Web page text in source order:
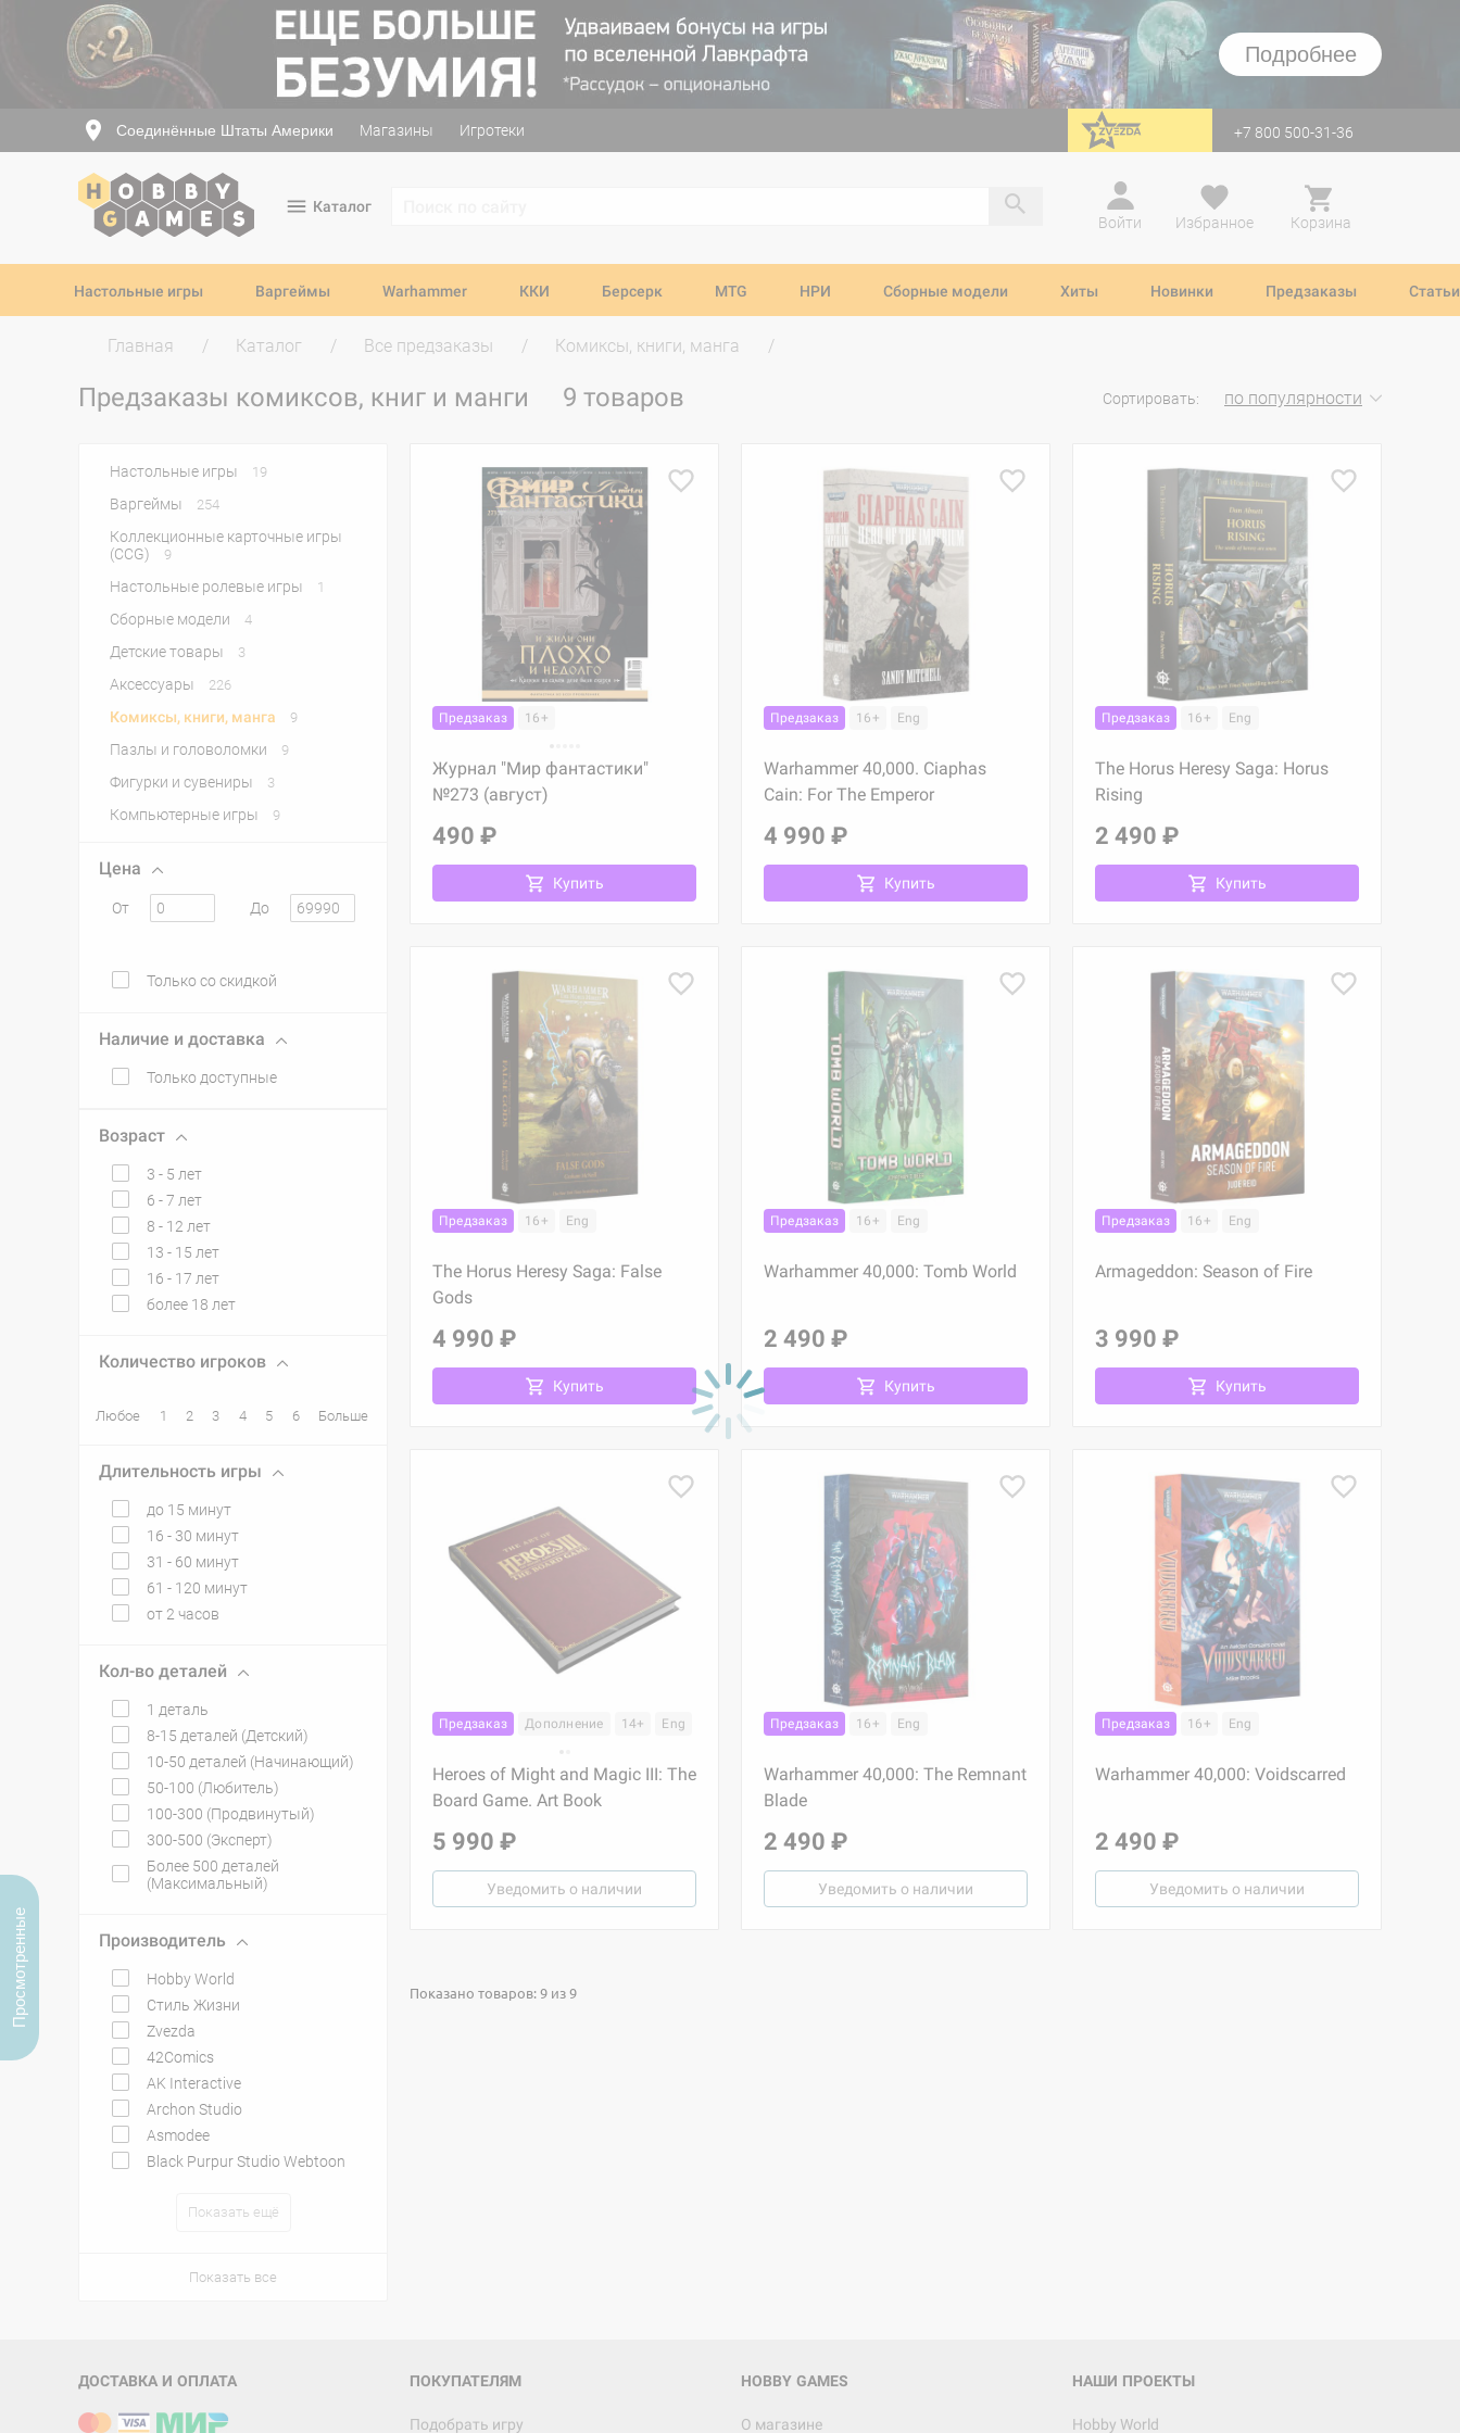
Подробнее
Соединённые Штаты Америки Магазины Игротеки перейти на Zvezda +7 800 500-31-36
Каталог
Войти
Избранное Корзина
Настольные игры Варгеймы Warhammer ККИ Берсерк MTG НРИ Сборные модели Хиты Новинки Предзаказы Статьи
Главная Каталог Все предзаказы Комиксы, книги, манга
Предзаказы комиксов, книг и манги 9 товаров Сортировать: по популярности
Настольные игры 19
Варгеймы 254
Коллекционные карточные игры
(CCG)
9
Настольные ролевые игры 1
Сборные модели 4
Детские товары 3
Аксессуары 226
Комиксы, книги, манга 9
Пазлы и головоломки 9
Фигурки и сувениры 3
Компьютерные игры 9
Цена
От До
Только со скидкой
Наличие и доставка
Только доступные
Возраст
3 - 5 лет
6 - 7 лет
8 - 12 лет
13 - 15 лет
16 - 17 лет
более 18 лет
Количество игроков
Любое 1 2 3 4 5 6 Больше
Длительность игры
до 15 минут
16 - 30 минут
31 - 60 минут
61 - 120 минут
от 2 часов
Кол-во деталей
1 деталь
8-15 деталей (Детский)
10-50 деталей (Начинающий)
50-100 (Любитель)
100-300 (Продвинутый)
300-500 (Эксперт)
Более 500 деталей
(Максимальный)
Производитель
Hobby World
Стиль Жизни
Zvezda
42Comics
AK Interactive
Archon Studio
Asmodee
Black Purpur Studio Webtoon
Показать ещё
Показать все
Предзаказ 16+
Журнал "Мир фантастики"
№273 (август)
490 ₽
Купить
Предзаказ 16+ Eng
Warhammer 40,000. Ciaphas
Cain: For The Emperor
4 990 ₽
Купить
Предзаказ 16+ Eng
The Horus Heresy Saga: Horus
Rising
2 490 ₽
Купить
Предзаказ 16+ Eng
The Horus Heresy Saga: False
Gods
4 990 ₽
Купить
Предзаказ 16+ Eng
Warhammer 40,000: Tomb World
2 490 ₽
Купить
Предзаказ 16+ Eng
Armageddon: Season of Fire
3 990 ₽
Купить
Предзаказ Дополнение 14+ Eng
Heroes of Might and Magic III: The
Board Game. Art Book
5 990 ₽
Уведомить о наличии
Предзаказ 16+ Eng
Warhammer 40,000: The Remnant
Blade
2 490 ₽
Уведомить о наличии
Предзаказ 16+ Eng
Warhammer 40,000: Voidscarred
2 490 ₽
Уведомить о наличии
Показано товаров: 9 из 9
ДОСТАВКА И ОПЛАТА ПОКУПАТЕЛЯМ
Подобрать игру
HOBBY GAMES
О магазине
НАШИ ПРОЕКТЫ
Hobby World
Просмотренные
12 990